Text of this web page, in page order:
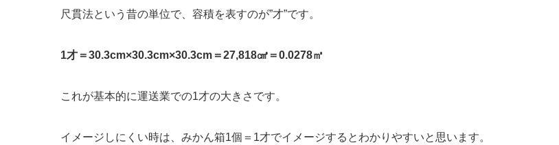
尺貫法という昔の単位で、容積を表すのが”才”です。
1才＝30.3cm×30.3cm×30.3cm＝27,818㎤＝0.0278㎥
これが基本的に運送業での1才の大きさです。
イメージしにくい時は、みかん箱1個＝1才でイメージするとわかりやすいと思います。